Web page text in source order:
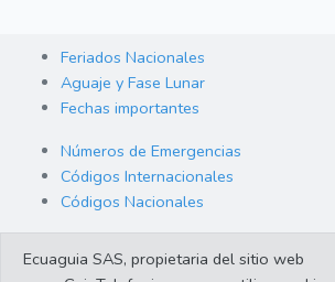
Feriados Nacionales
Aguaje y Fase Lunar
Fechas importantes
Números de Emergencias
Códigos Internacionales
Códigos Nacionales
Cambio de Divisas
Ecuaguia SAS, propietaria del sitio web